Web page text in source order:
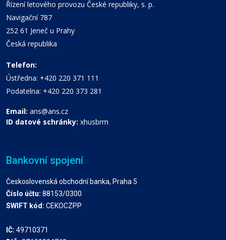
Řízení letového provozu České republiky, s. p.
Navigační 787
252 61 Jeneč u Prahy
Česká republika
Telefon:
Ústředna: +420 220 371 111
Podatelna: +420 220 373 281
Email: ans@ans.cz
ID datové schránky: xhusbrm
Bankovní spojení
Československá obchodní banka, Praha 5
Číslo účtu: 88153/0300
SWIFT kód: CEKOCZPP
IČ: 49710371